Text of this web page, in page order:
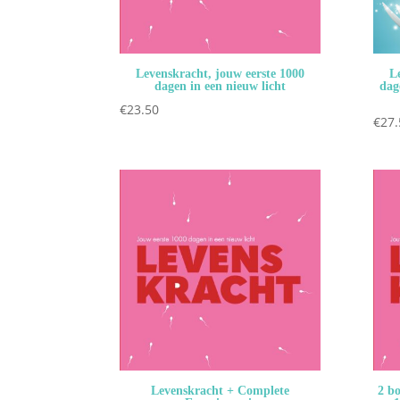
Levenskracht, jouw eerste 1000
dagen in een nieuw licht
€23.50
€
Levenskracht + Complete
2